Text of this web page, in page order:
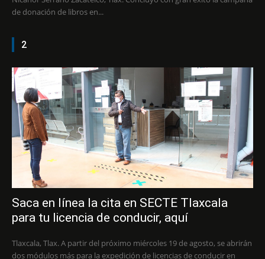
de donación de libros en...
2
Saca en línea la cita en SECTE Tlaxcala
para tu licencia de conducir, aquí
Tlaxcala, Tlax. A partir del próximo miércoles 19 de agosto, se abrirán
dos módulos más para la expedición de licencias de conducir en